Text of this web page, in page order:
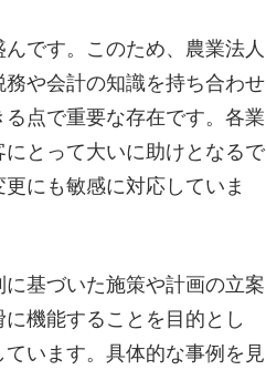
です。このため、農業法人
や会計の知識を持ち合わせ
点で重要な存在です。各業
とって大いに助けとなるで
にも敏感に対応していま
基づいた施策や計画の立案
機能することを目的とし
います。具体的な事例を見